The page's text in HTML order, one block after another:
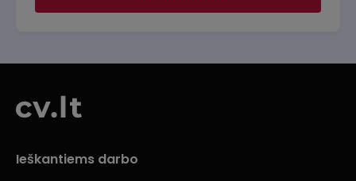
Ieškantiems darbo